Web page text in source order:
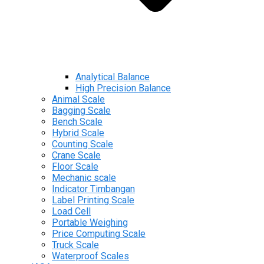
Analytical Balance
High Precision Balance
Animal Scale
Bagging Scale
Bench Scale
Hybrid Scale
Counting Scale
Crane Scale
Floor Scale
Mechanic scale
Indicator Timbangan
Label Printing Scale
Load Cell
Portable Weighing
Price Computing Scale
Truck Scale
Waterproof Scales